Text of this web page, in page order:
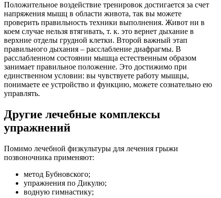
Положительное воздействие тренировок достигается за счет
напряжения мышц в области живота, так вы можете
проверить правильность техники выполнения. Живот ни в
коем случае нельзя втягивать, т. к. это вернет дыхание в
верхние отделы грудной клетки. Второй важный этап
правильного дыхания – расслабление диафрагмы. В
расслабленном состоянии мышца естественным образом
занимает правильное положение. Это достижимо при
единственном условии: вы чувствуете работу мышцы,
понимаете ее устройство и функцию, можете сознательно ею
управлять.
Другие лечебные комплексы
упражнений
Помимо лечебной физкультуры для лечения грыжи
позвоночника применяют:
метод Бубновского;
упражнения по Дикулю;
водную гимнастику;